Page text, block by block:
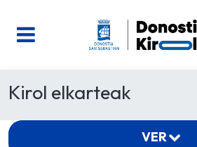
Kirol elkarteak
VER